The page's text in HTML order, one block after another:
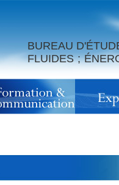
BUREAU
FLUIDES ;